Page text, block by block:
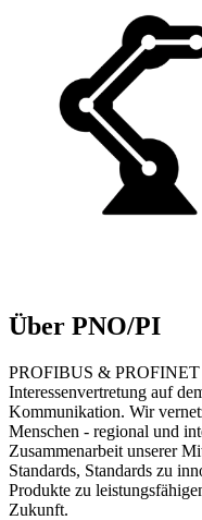
Über PNO/PI
PROFIBUS & PROFINET
Interessenvertretung auf
Kommunikation. Wir
Menschen - regional und
Zusammenarbeit unserer
Standards, Standards zu
Produkte zu
Zukunft.